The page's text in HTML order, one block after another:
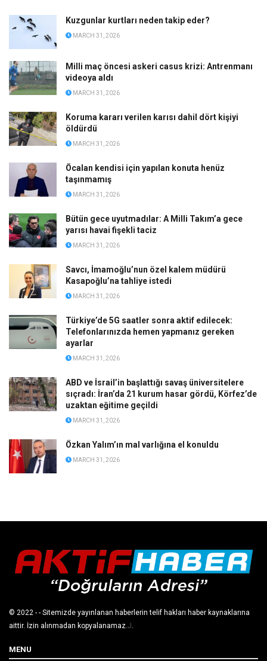
Kuzgunlar kurtları neden takip eder?
MARCH 31, 2026
Milli maç öncesi askeri casus krizi: Antrenmanı
videoya aldı
MARCH 31, 2026
Koruma kararı verilen karısı dahil dört kişiyi
öldürdü
MARCH 31, 2026
Öcalan kendisi için yapılan konuta henüz
taşınmamış
MARCH 31, 2026
Bütün gece uyutmadılar: A Milli Takım’a gece
yarısı havai fişekli taciz
MARCH 31, 2026
Savcı, İmamoğlu’nun özel kalem müdürü
Kasapoğlu’na tahliye istedi
MARCH 31, 2026
Türkiye’de 5G saatler sonra aktif edilecek:
Telefonlarınızda hemen yapmanız gereken
ayarlar
MARCH 31, 2026
ABD ve İsrail’in başlattığı savaş üniversitelere
sıçradı: İran’da 21 kurum hasar gördü, Körfez’de
uzaktan eğitime geçildi
MARCH 31, 2026
Özkan Yalım’ın mal varlığına el konuldu
MARCH 31, 2026
© 2022 - - Sitemizde yayınlanan haberlerin telif hakları haber kaynaklarına
aittir. İzin alınmadan kopyalanamaz. J
MENU